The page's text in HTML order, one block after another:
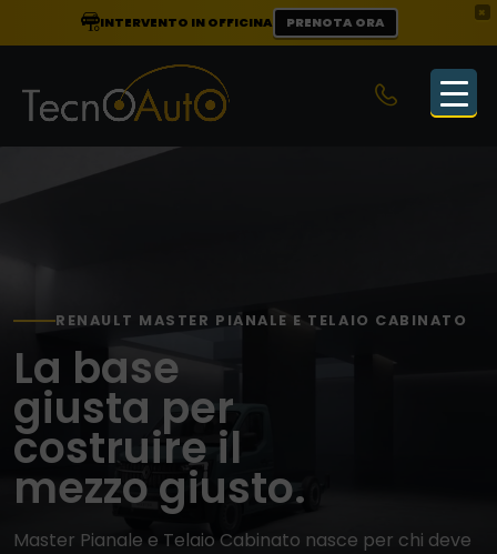
×
INTERVENTO IN OFFICINA PRENOTA ORA
RENAULT MASTER PIANALE E TELAIO CABINATO
La base
giusta per
costruire il
mezzo giusto.
Master Pianale e Telaio Cabinato nasce per chi deve